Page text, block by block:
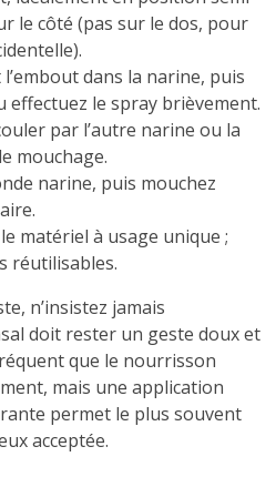
le côté (pas sur le dos, pour
dans la narine, puis
effectuez le spray brièvement.
par l’autre narine ou la
mouchage.
narine, puis mouchez
matériel à usage unique ;
réutilisables.
n’insistez jamais
doit rester un geste doux et
que le nourrisson
mais une application
permet le plus souvent
acceptée.